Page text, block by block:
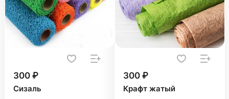
300 ₽
Сизаль
300 ₽
Крафт жатый